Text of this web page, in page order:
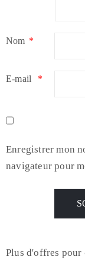
Nom *
E-mail *
Enregistrer mon
navigateur pour
Plus d'offres pour